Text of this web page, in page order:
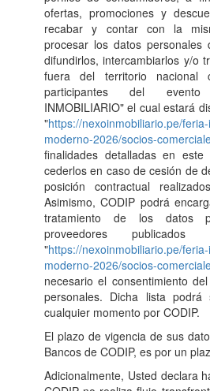
ofertas, promociones y
recabar y contar con la
procesar los datos personales
difundirlos, intercambiarlos y/o
fuera del territorio nacional
participantes del
INMOBILIARIO" el cual estará
"https://nexoinmobiliario.pe/
moderno-2026/socios-
finalidades detalladas en
cederlos en caso de cesión de
posición contractual
Asimismo, CODIP podrá
tratamiento de los datos
proveedores
"https://nexoinmobiliario.pe/
moderno-2026/socios-
necesario el consentimiento
personales. Dicha lista podrá
cualquier momento por CODIP.
El plazo de vigencia de sus
Bancos de CODIP, es por un
Adicionalmente, Usted declara